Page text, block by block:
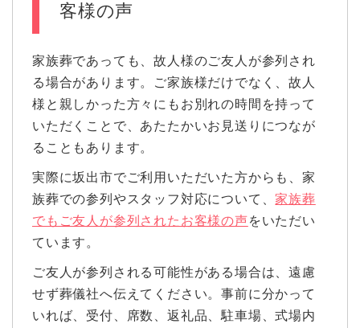
客様の声
家族葬であっても、故人様のご友人が参列され
る場合があります。ご家族様だけでなく、故人
様と親しかった方々にもお別れの時間を持って
いただくことで、あたたかいお見送りにつなが
ることもあります。
実際に坂出市でご利用いただいた方からも、家
族葬での参列やスタッフ対応について、 家族葬
でもご友人が参列されたお客様の声をいただい
ています。
ご友人が参列される可能性がある場合は、遠慮
せず葬儀社へ伝えてください。事前に分かって
いれば、受付、席数、返礼品、駐車場、式場内